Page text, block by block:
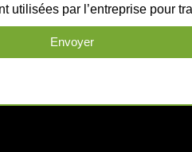
utilisées par l’entreprise pour
Envoyer